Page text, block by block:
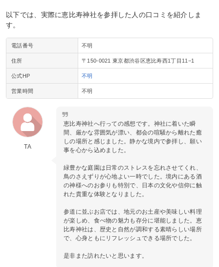
以下では、実際に恵比寿神社を参拝した人の口コミを紹介しま
す。
電話番号 不明
住所 〒150-0021 東京都渋谷区恵比寿西1丁目11−1
公式HP 不明
営業時間 不明
TA
恵比寿神社へ行っての感想です。神社に着いた瞬
間、厳かな雰囲気が漂い、都会の喧騒から離れた癒
しの場所と感じました。静かな境内で参拝し、願い
事を心から込めました。
緑豊かな庭園は日常のストレスを忘れさせてくれ、
鳥のさえずりが心地よい一時でした。境内にある酒
の神様へのお参りも特別で、日本の文化や信仰に触
れた貴重な体験となりました。
参道に並ぶお店では、地元のお土産や美味しい料理
が楽しめ、食べ物の魅力も存分に堪能しました。恵
比寿神社は、歴史と自然が調和する素晴らしい場所
で、心身ともにリフレッシュできる場所でした。
是非また訪れたいと思います。